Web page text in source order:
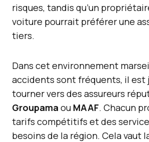
risques, tandis qu’un
voiture pourrait préférer une
tiers.
Dans cet environnement
accidents sont fréquents, il est
tourner vers des assureurs
Groupama ou MAAF. Chacun
tarifs compétitifs et des
besoins de la région. Cela vaut